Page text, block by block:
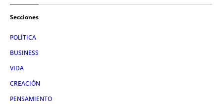
Secciones
POLÍTICA
BUSINESS
VIDA
CREACIÓN
PENSAMIENTO